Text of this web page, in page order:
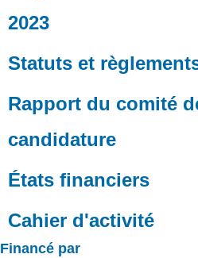
2023
Statuts et
Rapport du comité
candidature
États financiers
Cahier d'activité
Financé par